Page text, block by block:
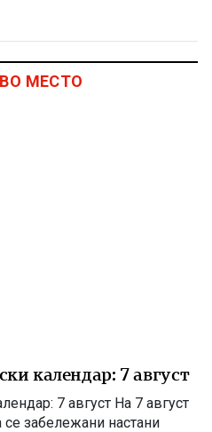
МЕСТО
календар: 7 август
7 август На 7 август
се забележани настани